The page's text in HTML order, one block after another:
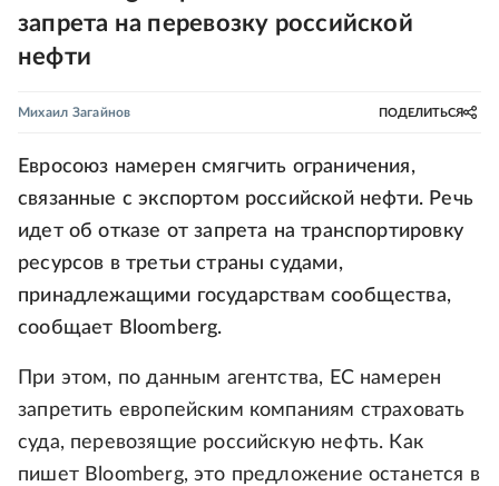
запрета на перевозку российской
нефти
Михаил Загайнов ПОДЕЛИТЬСЯ
Евросоюз намерен смягчить ограничения,
связанные с экспортом российской нефти. Речь
идет об отказе от запрета на транспортировку
ресурсов в третьи страны судами,
принадлежащими государствам сообщества,
сообщает Bloomberg.
При этом, по данным агентства, ЕС намерен
запретить европейским компаниям страховать
суда, перевозящие российскую нефть. Как
пишет Bloomberg, это предложение останется в